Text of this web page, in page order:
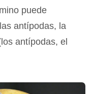
puede
antípodas, la
antípodas, el